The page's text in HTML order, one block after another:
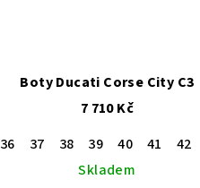
Boty Ducati Corse City C3
7 710 Kč
36
37 38 39 40 41 42
Skladem